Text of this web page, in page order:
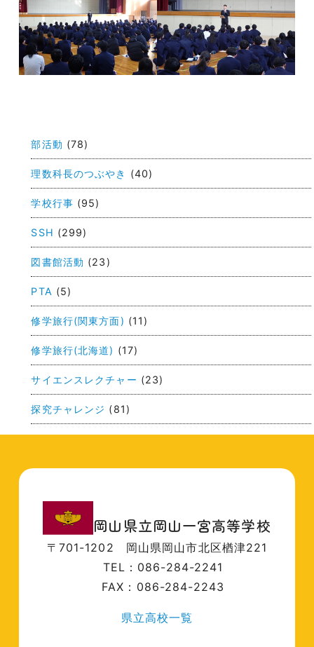
ナ
ビ
ゲ
ー
シ
ョ
ン
部活動 (78)
理数科長のつぶやき (40)
学校行事 (95)
SSH (299)
図書館活動 (23)
PTA (5)
修学旅行(関東方面) (11)
修学旅行(北海道) (17)
サイエンスレクチャー (23)
探究チャレンジ (81)
岡山県立岡山一宮高等学校
〒701-1202 岡山県岡山市北区楢津221
TEL：086-284-2241
FAX：086-284-2243
県立高校一覧